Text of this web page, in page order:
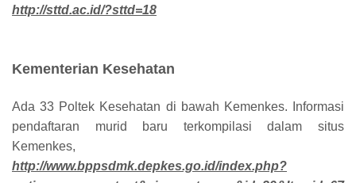
http://sttd.ac.id/?sttd=18
Kementerian Kesehatan
Ada 33 Poltek Kesehatan di bawah Kemenkes. Informasi
pendaftaran murid baru terkompilasi dalam situs
Kemenkes,
http://www.bppsdmk.depkes.go.id/index.php?